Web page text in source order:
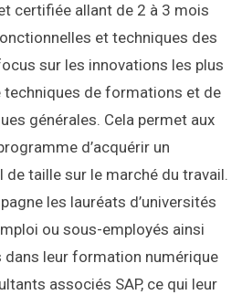
certifiée allant de 2 à 3 mois
et techniques des
sur les innovations les plus
techniques de formations et de
générales. Cela permet aux
d’acquérir un
de taille sur le marché du travail.
les lauréats d’universités
ou sous-employés ainsi
dans leur formation numérique
associés SAP, ce qui leur